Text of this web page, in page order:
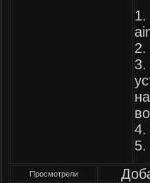
1.
2.
3.
4.
5.
Просмотрели